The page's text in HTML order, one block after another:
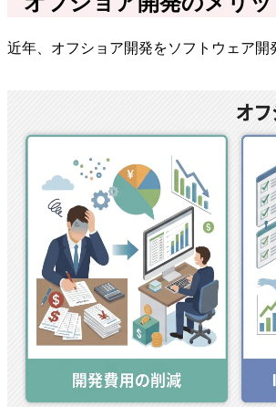
近年、オフショア開発をソフトウェア